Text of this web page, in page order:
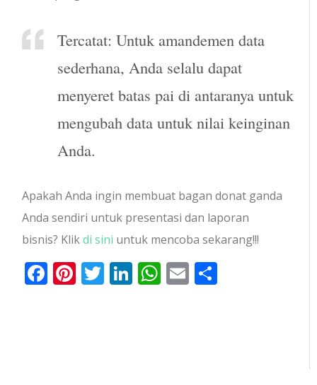
Tercatat: Untuk amandemen data
sederhana, Anda selalu dapat
menyeret batas pai di antaranya untuk
mengubah data untuk nilai keinginan
Anda.
Apakah Anda ingin membuat bagan donat ganda
Anda sendiri untuk presentasi dan laporan
bisnis? Klikdi sini untuk mencoba sekarang!!!
Facebook
Pinterest
Twitter
LinkedIn
WhatsApp
Email